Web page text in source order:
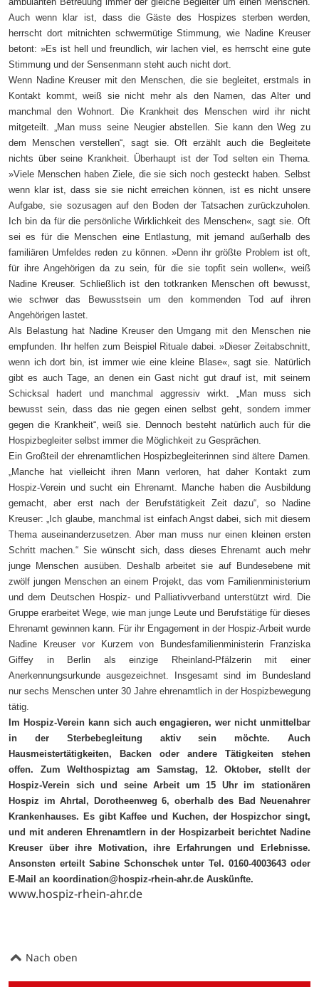
Auch wenn klar ist, dass die Gäste des Hospizes sterben werden,
herrscht dort mitnichten schwermütige Stimmung, wie Nadine Kreuser
betont: »Es ist hell und freundlich, wir lachen viel, es herrscht eine gute
Stimmung und der Sensenmann steht auch nicht dort.
Wenn Nadine Kreuser mit den Menschen, die sie begleitet, erstmals in
Kontakt kommt, weiß sie nicht mehr als den Namen, das Alter und
manchmal den Wohnort. Die Krankheit des Menschen wird ihr nicht
mitgeteilt. „Man muss seine Neugier abstellen. Sie kann den Weg zu
dem Menschen verstellen“, sagt sie. Oft erzählt auch die Begleitete
nichts über seine Krankheit. Überhaupt ist der Tod selten ein Thema.
»Viele Menschen haben Ziele, die sie sich noch gesteckt haben. Selbst
wenn klar ist, dass sie sie nicht erreichen können, ist es nicht unsere
Aufgabe, sie sozusagen auf den Boden der Tatsachen zurückzuholen.
Ich bin da für die persönliche Wirklichkeit des Menschen«, sagt sie. Oft
sei es für die Menschen eine Entlastung, mit jemand außerhalb des
familiären Umfeldes reden zu können. »Denn ihr größte Problem ist oft,
für ihre Angehörigen da zu sein, für die sie topfit sein wollen«, weiß
Nadine Kreuser. Schließlich ist den totkranken Menschen oft bewusst,
wie schwer das Bewusstsein um den kommenden Tod auf ihren
Angehörigen lastet.
Als Belastung hat Nadine Kreuser den Umgang mit den Menschen nie
empfunden. Ihr helfen zum Beispiel Rituale dabei. »Dieser Zeitabschnitt,
wenn ich dort bin, ist immer wie eine kleine Blase«, sagt sie. Natürlich
gibt es auch Tage, an denen ein Gast nicht gut drauf ist, mit seinem
Schicksal hadert und manchmal aggressiv wirkt. „Man muss sich
bewusst sein, dass das nie gegen einen selbst geht, sondern immer
gegen die Krankheit“, weiß sie. Dennoch besteht natürlich auch für die
Hospizbegleiter selbst immer die Möglichkeit zu Gesprächen.
Ein Großteil der ehrenamtlichen Hospizbegleiterinnen sind ältere Damen.
„Manche hat vielleicht ihren Mann verloren, hat daher Kontakt zum
Hospiz-Verein und sucht ein Ehrenamt. Manche haben die Ausbildung
gemacht, aber erst nach der Berufstätigkeit Zeit dazu“, so Nadine
Kreuser: „Ich glaube, manchmal ist einfach Angst dabei, sich mit diesem
Thema auseinanderzusetzen. Aber man muss nur einen kleinen ersten
Schritt machen.“ Sie wünscht sich, dass dieses Ehrenamt auch mehr
junge Menschen ausüben. Deshalb arbeitet sie auf Bundesebene mit
zwölf jungen Menschen an einem Projekt, das vom Familienministerium
und dem Deutschen Hospiz- und Palliativverband unterstützt wird. Die
Gruppe erarbeitet Wege, wie man junge Leute und Berufstätige für dieses
Ehrenamt gewinnen kann. Für ihr Engagement in der Hospiz-Arbeit wurde
Nadine Kreuser vor Kurzem von Bundesfamilienministerin Franziska
Giffey in Berlin als einzige Rheinland-Pfälzerin mit einer
Anerkennungsurkunde ausgezeichnet. Insgesamt sind im Bundesland
nur sechs Menschen unter 30 Jahre ehrenamtlich in der Hospizbewegung
tätig.
Im Hospiz-Verein kann sich auch engagieren, wer nicht unmittelbar
in der Sterbebegleitung aktiv sein möchte. Auch
Hausmeistertätigkeiten, Backen oder andere Tätigkeiten stehen
offen. Zum Welthospiztag am Samstag, 12. Oktober, stellt der
Hospiz-Verein sich und seine Arbeit um 15 Uhr im stationären
Hospiz im Ahrtal, Dorotheenweg 6, oberhalb des Bad Neuenahrer
Krankenhauses. Es gibt Kaffee und Kuchen, der Hospizchor singt,
und mit anderen Ehrenamtlern in der Hospizarbeit berichtet Nadine
Kreuser über ihre Motivation, ihre Erfahrungen und Erlebnisse.
Ansonsten erteilt Sabine Schonschek unter Tel. 0160-4003643 oder
E-Mail an koordination@hospiz-rhein-ahr.de Auskünfte.
www.hospiz-rhein-ahr.de
Nach oben